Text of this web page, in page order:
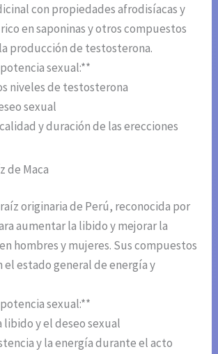
con propiedades afrodisíacas y
en saponinas y otros compuestos
producción de testosterona.
sexual:**
niveles de testosterona
sexual
y duración de las erecciones
de Maca
raíz originaria de Perú, reconocida por
aumentar la libido y mejorar la
hombres y mujeres. Sus compuestos
el estado general de energía y
sexual:**
libido y el deseo sexual
y la energía durante el acto